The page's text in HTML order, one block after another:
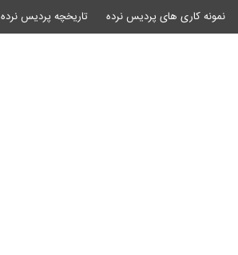
نمونه کاری های پردیس نرده تاریخچه پردیس نرده